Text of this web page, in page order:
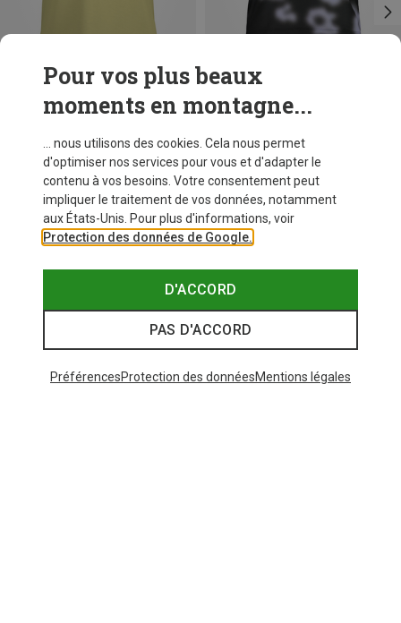
Vous économisez 43% Vous économisez 36%
Pour vos plus beaux
moments en montagne...
... nous utilisons des cookies. Cela nous permet
d'optimiser nos services pour vous et d'adapter le
contenu à vos besoins. Votre consentement peut
impliquer le traitement de vos données, notamment
aux États-Unis. Pour plus d'informations, voir
Protection des données de Google.
D'ACCORD
PAS D'ACCORD
PréférencesProtection des donnéesMentions légales